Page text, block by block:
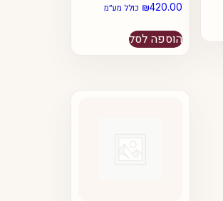
₪420.00 כולל מע״מ
הוספה לסל